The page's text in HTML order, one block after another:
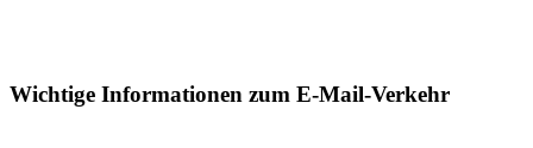
Wichtige Informationen zum E-Mail-Verkehr